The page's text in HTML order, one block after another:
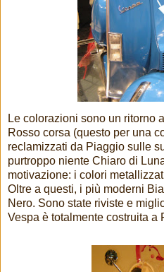
Le colorazioni sono un ritorno
Rosso corsa (questo per una
reclamizzati da Piaggio sulle
purtroppo niente Chiaro di
motivazione: i colori
Oltre a questi, i più moderni
Nero. Sono state riviste e
Vespa è totalmente costruita a